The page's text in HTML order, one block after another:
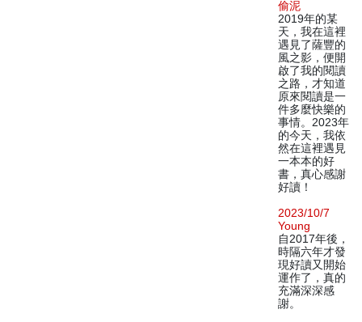
偷泥
2019年的某
天，我在這裡
遇見了薩豐的
風之影，便開
啟了我的閱讀
之路，才知道
原來閱讀是一
件多麼快樂的
事情。2023年
的今天，我依
然在這裡遇見
一本本的好
書，真心感謝
好讀！
2023/10/7
Young
自2017年後，
時隔六年才發
現好讀又開始
運作了，真的
充滿深深感
謝。